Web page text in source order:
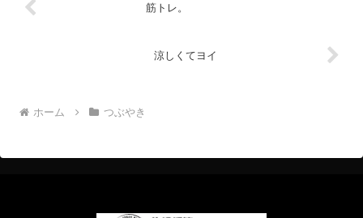
筋トレ。
涼しくてヨイ
ホーム つぶやき